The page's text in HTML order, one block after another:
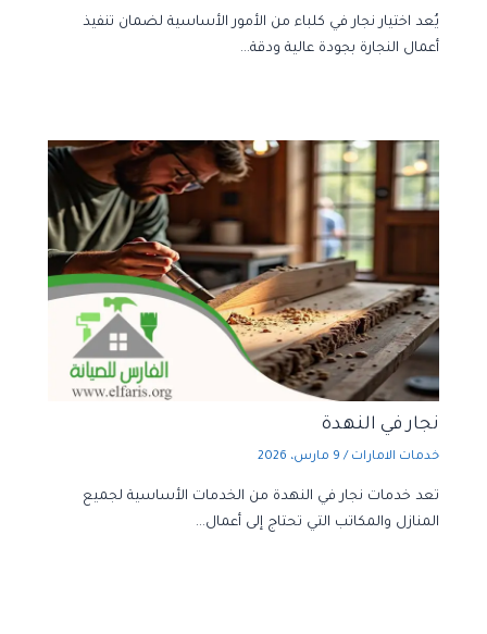
يُعد اختيار نجار في كلباء من الأمور الأساسية لضمان تنفيذ
أعمال النجارة بجودة عالية ودقة…
نجار في النهدة
خدمات الامارات / 9 مارس، 2026
تعد خدمات نجار في النهدة من الخدمات الأساسية لجميع
المنازل والمكاتب التي تحتاج إلى أعمال…